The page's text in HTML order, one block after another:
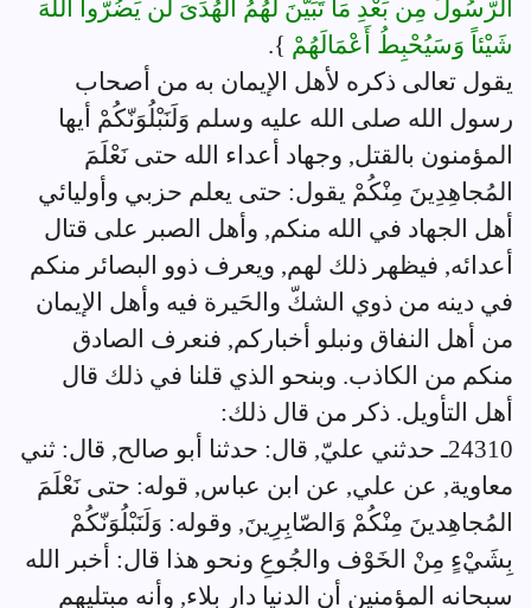
الرّسُولَ مِن بَعْدِ مَا تَبَيّنَ لَهُمُ الْهُدَىَ لَن يَضُرّواْ اللّهَ
شَيْئاً وَسَيُحْبِطُ أَعْمَالَهُمْ }.
يقول تعالى ذكره لأهل الإيمان به من أصحاب
رسول الله صلى الله عليه وسلم وَلَنَبْلُوَنّكُمْ أيها
المؤمنون بالقتل, وجهاد أعداء الله حتى نَعْلَمَ
المُجاهِدِينَ مِنْكُمْ يقول: حتى يعلم حزبي وأوليائي
أهل الجهاد في الله منكم, وأهل الصبر على قتال
أعدائه, فيظهر ذلك لهم, ويعرف ذوو البصائر منكم
في دينه من ذوي الشكّ والحَيرة فيه وأهل الإيمان
من أهل النفاق ونبلو أخباركم, فنعرف الصادق
منكم من الكاذب. وبنحو الذي قلنا في ذلك قال
أهل التأويل. ذكر من قال ذلك:
24310ـ حدثني عليّ, قال: حدثنا أبو صالح, قال: ثني
معاوية, عن علي, عن ابن عباس, قوله: حتى نَعْلَمَ
المُجاهِدينَ مِنْكُمْ وَالصّابِرِينَ, وقوله: وَلَنَبْلُوَنّكُمْ
بِشَيْءٍ مِنْ الخَوْف والجُوعِ ونحو هذا قال: أخبر الله
سبحانه المؤمنين أن الدنيا دار بلاء, وأنه مبتليهم